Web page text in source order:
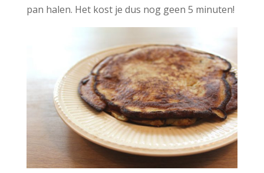
pan halen. Het kost je dus nog geen 5 minuten!